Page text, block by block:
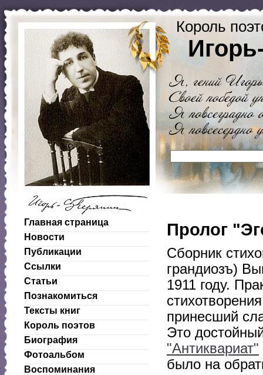
Король
Главная страница
Новости
Публикации
Ссылки
Статьи
Познакомиться
Тексты книг
Король поэтов
Биография
Фотоальбом
Воспоминания
Пролог
Сборник
грандиозъ)
1911 году.
принесший
Это
"Антиквариат"
было на